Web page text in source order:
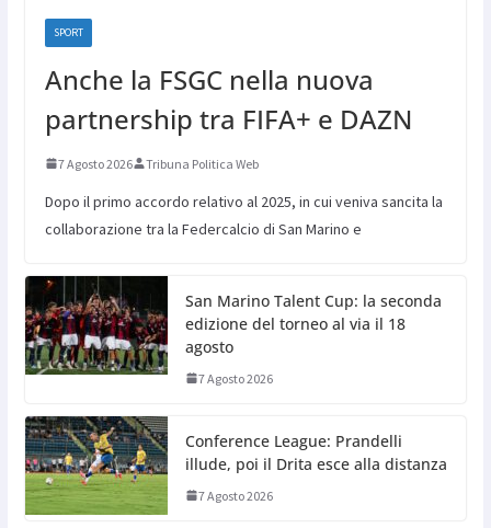
SPORT
Anche la FSGC nella nuova
partnership tra FIFA+ e DAZN
7 Agosto 2026 Tribuna Politica Web
Dopo il primo accordo relativo al 2025, in cui veniva sancita la
collaborazione tra la Federcalcio di San Marino e
San Marino Talent Cup: la seconda
edizione del torneo al via il 18
agosto
7 Agosto 2026
Conference League: Prandelli
illude, poi il Drita esce alla distanza
7 Agosto 2026